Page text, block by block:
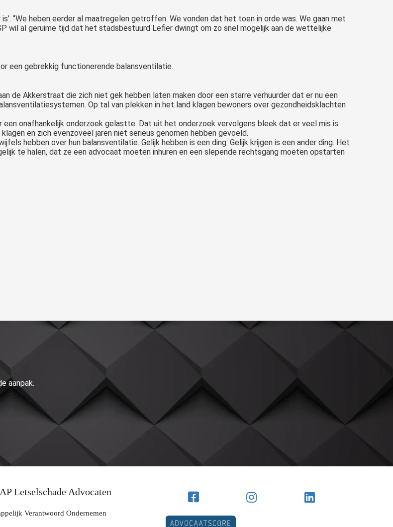
“We heben eerder al maatregelen getroffen. We vonden dat het toen in orde was. We gaan met
wil al geruime tijd dat het stadsbestuurd Lefier dwingt om zo snel mogelijk aan de wettelijke
een gebrekkig functionerende balansventilatie.
de Akkerstraat die zich niet gek hebben laten maken door een starre verhuurder dat er nu een
Op tal van plekken in het land klagen bewoners over gezondheidsklachten
onafhankelijk onderzoek gelastte. Dat uit het onderzoek vervolgens bleek dat er veel mis is
en zich evenzoveel jaren niet serieus genomen hebben gevoeld.
hebben over hun balansventilatie. Gelijk hebben is een ding. Gelijk krijgen is een ander ding. Het
te halen, dat ze een advocaat moeten inhuren en een slepende rechtsgang moeten opstarten
aanpak.
Letselschade Advocaten
Verantwoord Ondernemen